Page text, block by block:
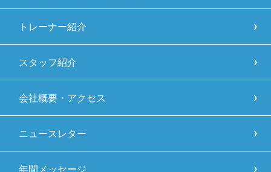
トレーナー紹介
スタッフ紹介
会社概要・アクセス
ニュースレター
年間メッセージ